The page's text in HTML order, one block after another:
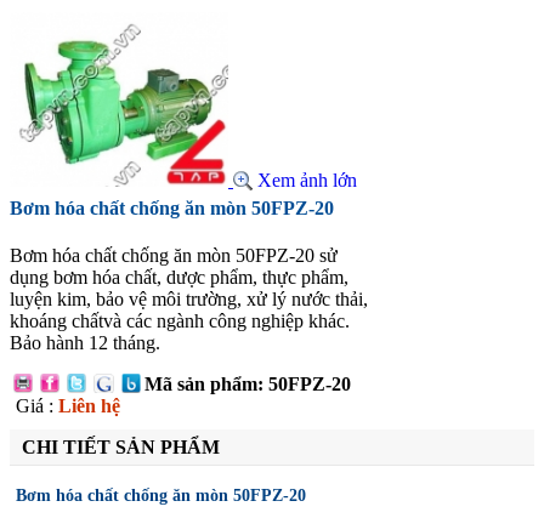
Xem ảnh lớn
Bơm hóa chất chống ăn mòn 50FPZ-20
Bơm hóa chất chống ăn mòn 50FPZ-20 sử
dụng bơm hóa chất, dược phẩm, thực phẩm,
luyện kim, bảo vệ môi trường, xử lý nước thải,
khoáng chấtvà các ngành công nghiệp khác.
Bảo hành 12 tháng.
Mã sản phẩm: 50FPZ-20
Giá : Liên hệ
CHI TIẾT SẢN PHẨM
Bơm hóa chất chống ăn mòn 50FPZ-20